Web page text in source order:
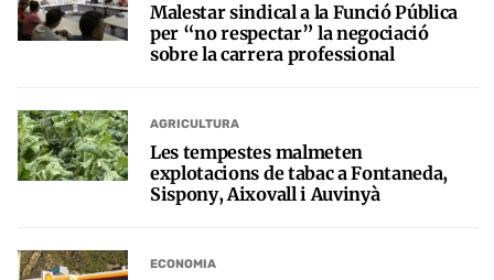
Malestar sindical a la Funció Pública
per “no respectar” la negociació
sobre la carrera professional
AGRICULTURA
Les tempestes malmeten
explotacions de tabac a Fontaneda,
Sispony, Aixovall i Auvinyà
ECONOMIA